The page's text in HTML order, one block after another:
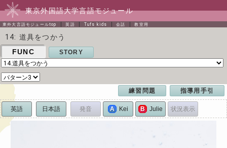
東京外国語大学言語モジュール
東外大言語モジュールtop 英語 Tufs kids 会話 教室用
14: 道具をつかう
FUNC STORY
練習問題 指導用手引
状況表示
英語 日本語 発音 A Kei B Julie